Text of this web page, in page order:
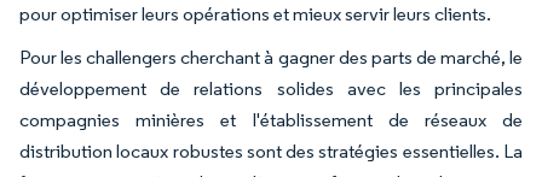
pour optimiser leurs opérations et mieux servir leurs clients.
Pour les challengers cherchant à gagner des parts de marché, le
développement de relations solides avec les principales
compagnies minières et l'établissement de réseaux de
distribution locaux robustes sont des stratégies essentielles. La